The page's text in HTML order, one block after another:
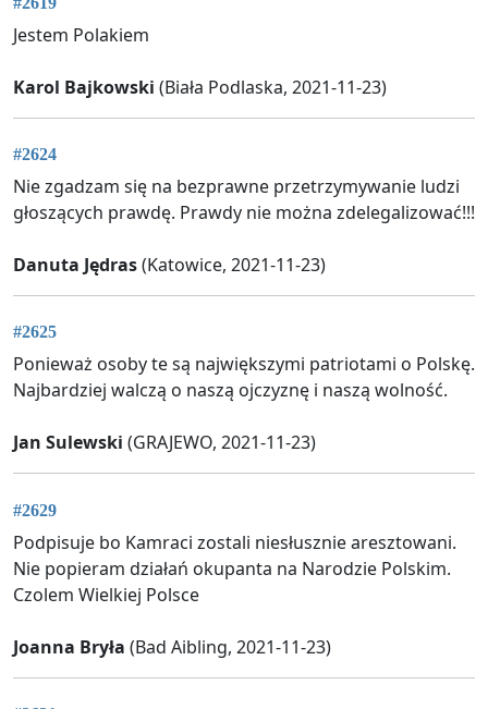
Jestem Polakiem
Karol Bajkowski (Biała Podlaska, 2021-11-23)
#2624
Nie zgadzam się na bezprawne przetrzymywanie ludzi
głoszących prawdę. Prawdy nie można zdelegalizować!!!
Danuta Jędras(Katowice, 2021-11-23)
#2625
Ponieważ osoby te są największymi patriotami o Polskę.
Najbardziej walczą o naszą ojczyznę i naszą wolność.
Jan Sulewski (GRAJEWO, 2021-11-23)
#2629
Podpisuje bo Kamraci zostali niesłusznie aresztowani.
Nie popieram działań okupanta na Narodzie Polskim.
Czolem Wielkiej Polsce
Joanna Bryła (Bad Aibling, 2021-11-23)